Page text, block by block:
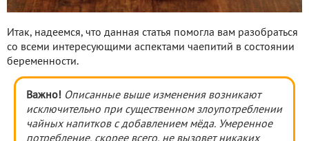
Итак, надеемся, что данная статья помогла вам разобраться
со всеми интересующими аспектами чаепитий в состоянии
беременности.
Важно! Описанные выше изменения возникают
исключительно при существенном злоупотреблении
чайных напитков с добавлением мёда. Умеренное